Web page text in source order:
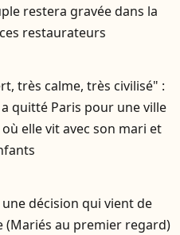
restera gravée dans la
restaurateurs
très calme, très civilisé" :
a quitté Paris pour une ville
où elle vit avec son mari et
une décision qui vient de
(Mariés au premier regard)